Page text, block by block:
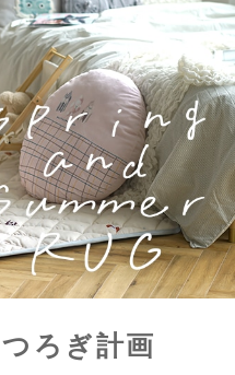
ろぎ計画